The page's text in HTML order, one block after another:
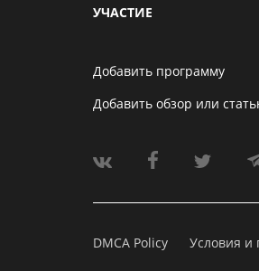
УЧАСТИЕ
Добавить программу
Добавить обзор или
DMCA Policy Условия и